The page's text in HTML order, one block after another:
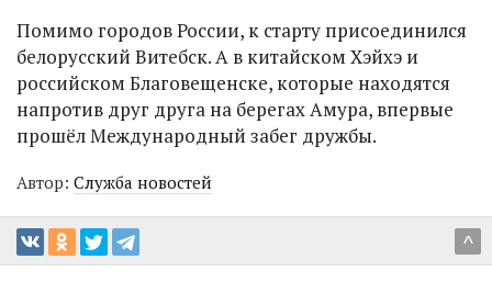
Помимо городов России, к старту присоединился
белорусский Витебск. А в китайском Хэйхэ и
российском Благовещенске, которые находятся
напротив друг друга на берегах Амура, впервые
прошёл Международный забег дружбы.
Автор: Служба новостей
^